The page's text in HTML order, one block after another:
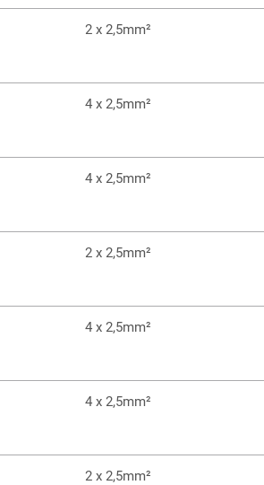
2 x 2,5mm²
4 x 2,5mm²
4 x 2,5mm²
2 x 2,5mm²
4 x 2,5mm²
4 x 2,5mm²
2 x 2,5mm²